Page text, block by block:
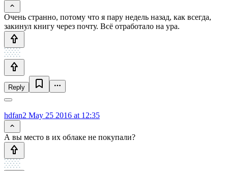
Очень странно, потому что я пару недель назад, как всегда,
закинул книгу через почту. Всё отработало на ура.
Reply
hdfan2 May 25 2016 at 12:35
А вы место в их облаке не покупали?